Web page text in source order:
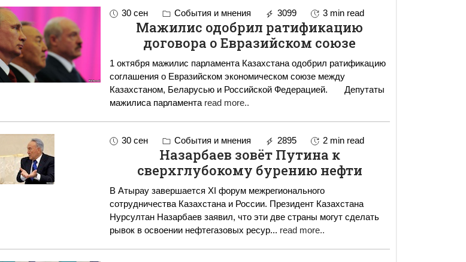
30 сен События и мнения 3099 3 min read
Мажилис одобрил ратификацию
договора о Евразийском союзе
1 октября мажилис парламента Казахстана одобрил ратификацию
соглашения о Евразийском экономическом союзе между
Казахстаном, Беларусью и Российской Федерацией. Депутаты
мажилиса парламента read more..
30 сен События и мнения 2895 2 min read
Назарбаев зовёт Путина к
сверхглубокому бурению нефти
В Атырау завершается ХI форум межрегионального
сотрудничества Казахстана и России. Президент Казахстана
Нурсултан Назарбаев заявил, что эти две страны могут сделать
рывок в освоении нефтегазовых ресур... read more..